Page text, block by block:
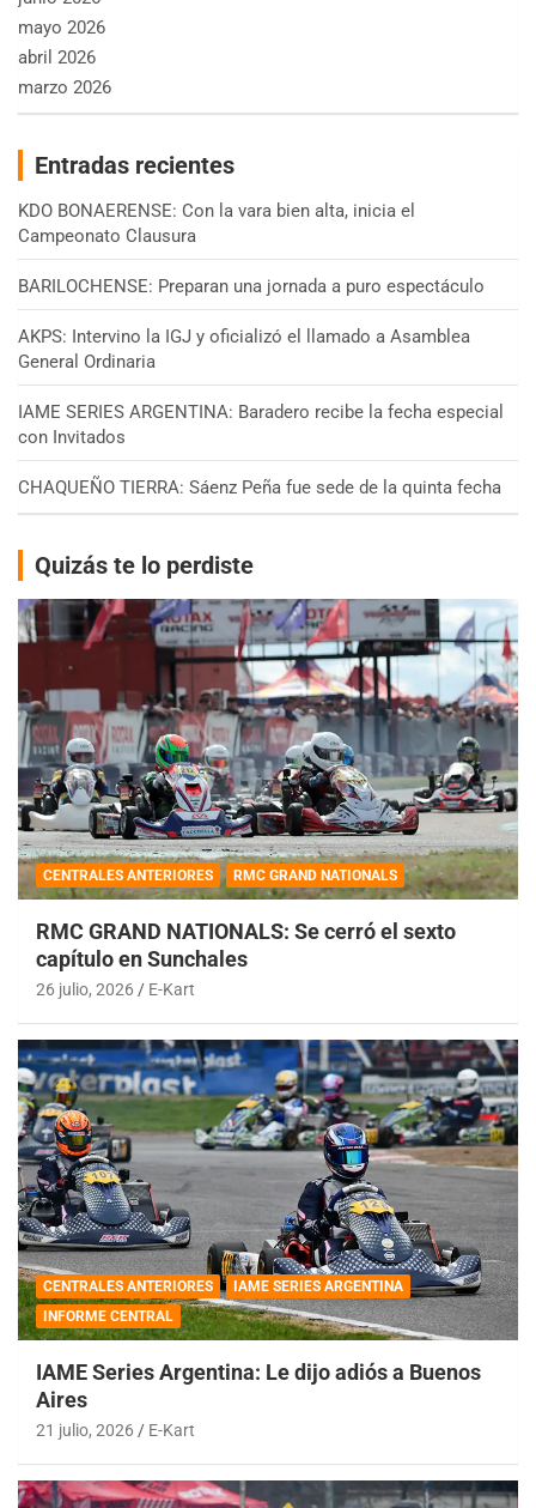
mayo 2026
abril 2026
marzo 2026
Entradas recientes
KDO BONAERENSE: Con la vara bien alta, inicia el
Campeonato Clausura
BARILOCHENSE: Preparan una jornada a puro espectáculo
AKPS: Intervino la IGJ y oficializó el llamado a Asamblea
General Ordinaria
IAME SERIES ARGENTINA: Baradero recibe la fecha especial
con Invitados
CHAQUEÑO TIERRA: Sáenz Peña fue sede de la quinta fecha
Quizás te lo perdiste
CENTRALES ANTERIORES RMC GRAND NATIONALS
RMC GRAND NATIONALS: Se cerró el sexto
capítulo en Sunchales
26 julio, 2026 E-Kart
CENTRALES ANTERIORES
IAME SERIES ARGENTINA
INFORME CENTRAL
IAME Series Argentina: Le dijo adiós a Buenos
Aires
21 julio, 2026 E-Kart